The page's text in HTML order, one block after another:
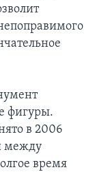
фигуры.
в 2006
между
время